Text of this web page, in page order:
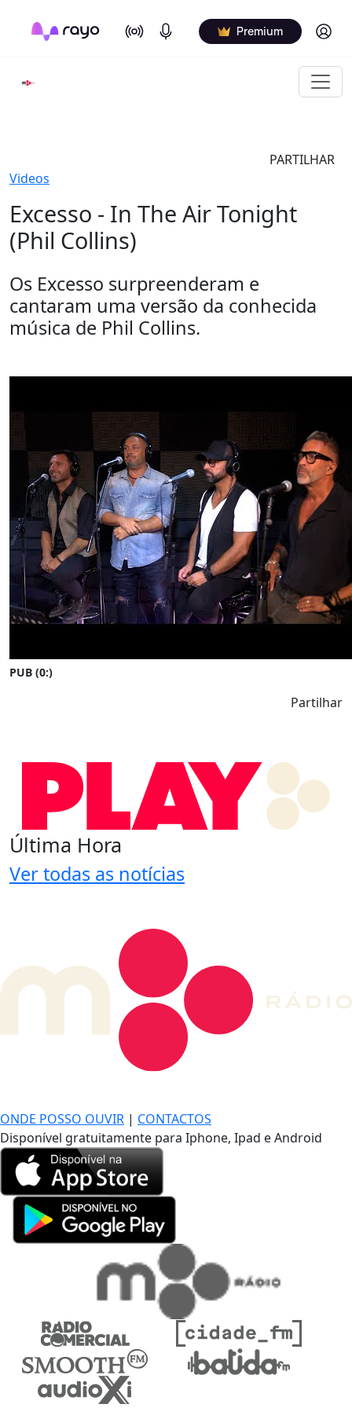
On Air Podcasts Premium Log in
PARTILHAR
Videos
Excesso - In The Air Tonight
(Phil Collins)
Os Excesso surpreenderam e
cantaram uma versão da conhecida
música de Phil Collins.
PUB (0:)
Partilhar
Última Hora
Ver todas as notícias
ONDE POSSO OUVIR | CONTACTOS
Disponível gratuitamente para Iphone, Ipad e Android